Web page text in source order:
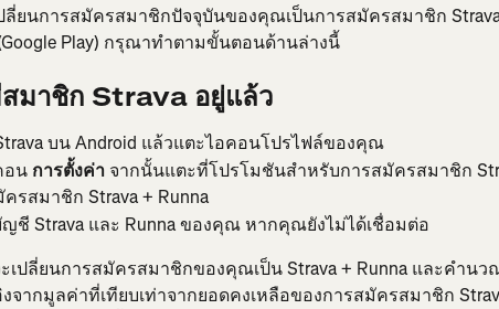
ลี่ยนการสมัครสมาชิกปัจจุบันของคุณเป็นการสมัครสมาชิก
Play) กรุณาทำตามขั้นตอนด้านล่างนี้
มาชิก Strava อยู่แล้ว
บน Android แล้วแตะไอคอนโปรไฟล์ของคุณ
อน การตั้งค่า จากนั้นแตะที่โปรโมชันสำหรับการสมัครสมาชิก
รสมาชิก Strava + Runna
ชี Strava และ Runna ของคุณ หากคุณยังไม่ได้เชื่อมต่อ
ะเปลี่ยนการสมัครสมาชิกของคุณเป็น Strava + Runna และคำน
จากมูลค่าที่เทียบเท่าจากยอดคงเหลือของการสมัครสมาชิก